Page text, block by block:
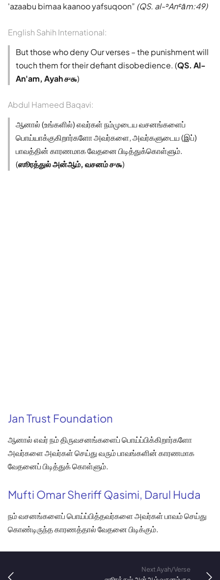
'azaabu bimaa kaanoo yafsuqoon (QS. al-ʾAnʿām:49)
English Sahih International:
But those who deny Our verses – the punishment will
touch them for their defiant disobedience. (QS. Al-
An'am, Ayah ௪௯)
Abdul Hameed Baqavi:
ஆனால் (உங்களில்) எவர்கள் நம்முடைய வசனங்களைப்
பொய்யாக்குகிறார்களோ அவர்களை, அவர்களுடைய (இப்)
பாவத்தின் காரணமாக வேதனை பிடித்துக்கொள்ளும்.
(ஸூரத்துல் அன்ஆம், வசனம் ௪௯)
Jan Trust Foundation
ஆனால் எவர் நம் திருவசனங்களைப் பொய்ப்பிக்கிறார்களோ
அவர்களை அவர்கள் செய்து வரும் பாவங்களின் காரணமாக
வேதனைப் பிடித்துக் கொள்ளும்.
Mufti Omar Sheriff Qasimi, Darul Huda
நம் வசனங்களைப் பொய்ப்பித்தவர்களை அவர்கள் பாவம் செய்து
கொண்டிருந்த காரணத்தால் வேதனை பிடிக்கும்.
Next Ayah/Verse